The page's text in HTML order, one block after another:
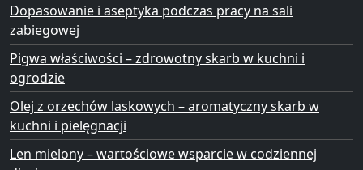
Dopasowanie i aseptyka podczas pracy na sali
zabiegowej
Pigwa właściwości – zdrowotny skarb w kuchni i
ogrodzie
Olej z orzechów laskowych – aromatyczny skarb w
kuchni i pielęgnacji
Len mielony – wartościowe wsparcie w codziennej